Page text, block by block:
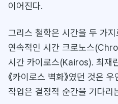
이어진다.
그리스 철학은 시간을 두 가
연속적인 시간 크로노스
시간 카이로스(Kairos). 최재
《카이로스 벽화》였던 것은
작업은 결정적 순간을 기다리